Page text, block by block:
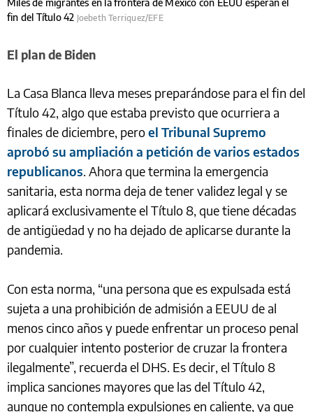
Miles de migrantes en la frontera de México con EEUU esperan el
fin del Título 42 Joebeth Terriquez/EFE
El plan de Biden
La Casa Blanca lleva meses preparándose para el fin del
Título 42, algo que estaba previsto que ocurriera a
finales de diciembre, peroel Tribunal Supremo
aprobó su ampliación a petición de varios estados
republicanos. Ahora que termina la emergencia
sanitaria, esta norma deja de tener validez legal y se
aplicará exclusivamente el Título 8, que tiene décadas
de antigüedad y no ha dejado de aplicarse durante la
pandemia.
Con esta norma, “una persona que es expulsada está
sujeta a una prohibición de admisión a EEUU de al
menos cinco años y puede enfrentar un proceso penal
por cualquier intento posterior de cruzar la frontera
ilegalmente”, recuerda el DHS. Es decir, el Título 8
implica sanciones mayores que las del Título 42,
aunque no contempla expulsiones en caliente, ya que